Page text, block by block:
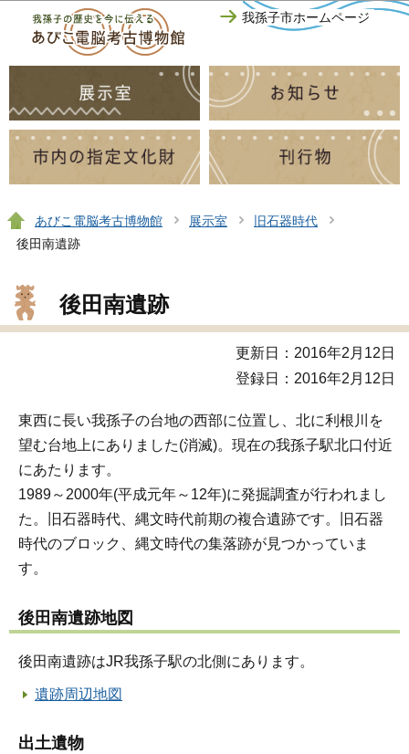
このページの本文へ移動我孫子市ホームページ
あびこ電脳考古博物館 展示室
旧石器時代
後田南遺跡
後田南遺跡
更新日：2016年2月12日
登録日：2016年2月12日
東西に長い我孫子の台地の西部に位置し、北に利根川を
望む台地上にありました(消滅)。現在の我孫子駅北口付近
にあたります。
1989～2000年(平成元年～12年)に発掘調査が行われまし
た。旧石器時代、縄文時代前期の複合遺跡です。旧石器
時代のブロック、縄文時代の集落跡が見つかっていま
す。
後田南遺跡地図
後田南遺跡はJR我孫子駅の北側にあります。
遺跡周辺地図
出土遺物